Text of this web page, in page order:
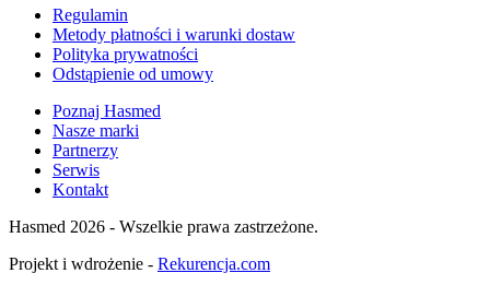
Regulamin
Metody płatności i warunki dostaw
Polityka prywatności
Odstąpienie od umowy
Poznaj Hasmed
Nasze marki
Partnerzy
Serwis
Kontakt
Hasmed 2026 - Wszelkie prawa zastrzeżone.
Projekt i wdrożenie - Rekurencja.com